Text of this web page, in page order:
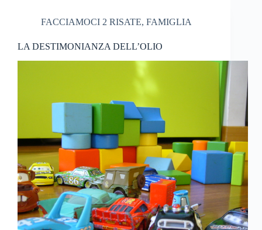
FACCIAMOCI 2 RISATE, FAMIGLIA
LA DESTIMONIANZA DELL’OLIO